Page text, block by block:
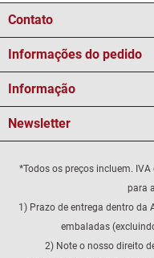
Contato
Informações do pedido
Informação
Newsletter
*Todos os preços incluem. IVA
para
1) Prazo de entrega dentro da
embaladas
2) Note o nosso direito